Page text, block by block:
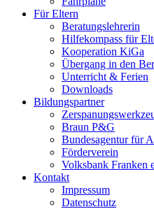
Für Eltern
Beratungslehrerin
Hilfekompass für
Kooperation KiGa
Übergang in den
Unterricht & Ferien
Downloads
Bildungspartner
Braun P&G
Bundesagentur für
Förderverein
Volksbank Franken
Kontakt
Impressum
Datenschutz